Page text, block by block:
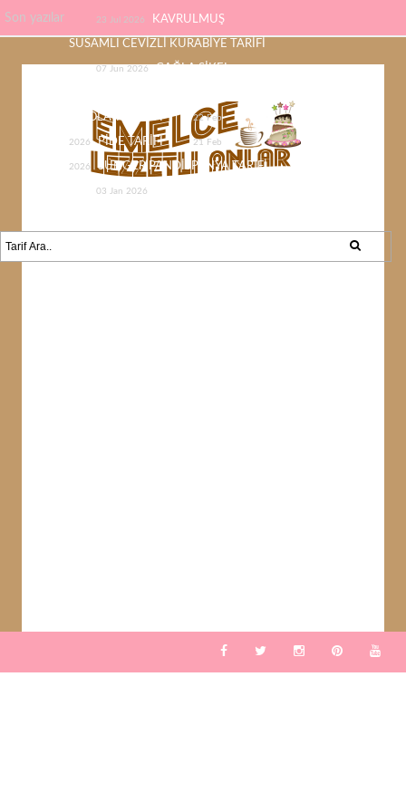
Son yazılar 23 Jul 2026 KAVRULMUŞ
SUSAMLI CEVİZLİ KURABİYE TARİFİ
07 Jun 2026 ÇAĞLA ŞİKEL
ÇİKOLATA TARİFİ 22 Feb
2026 PİDE TARİFİ 21 Feb
2026 SÜNGER PANDİSPANYA TARİFİ
03 Jan 2026